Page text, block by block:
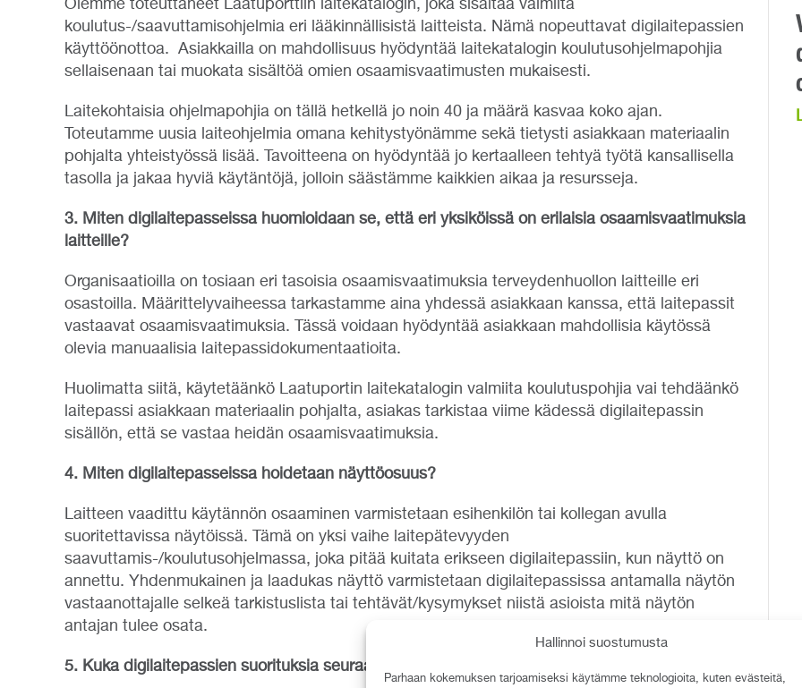
Hallinnoi suostumusta
Parhaan kokemuksen tarjoamiseksi käytämme teknologioita, kuten evästeitä,
Olemme toteuttaneet Laatuporttiin laitekatalogin, joka sisältää valmiita
koulutus-/saavuttamisohjelmia eri lääkinnällisistä laitteista. Nämä nopeuttavat digilaitepassien
käyttöönottoa. Asiakkailla on mahdollisuus hyödyntää laitekatalogin koulutusohjelmapohjia
sellaisenaan tai muokata sisältöä omien osaamisvaatimusten mukaisesti.
Laitekohtaisia ohjelmapohjia on tällä hetkellä jo noin 40 ja määrä kasvaa koko ajan.
Toteutamme uusia laiteohjelmia omana kehitystyönämme sekä tietysti asiakkaan materiaalin
pohjalta yhteistyössä lisää. Tavoitteena on hyödyntää jo kertaalleen tehtyä työtä kansallisella
tasolla ja jakaa hyviä käytäntöjä, jolloin säästämme kaikkien aikaa ja resursseja.
3. Miten digilaitepasseissa huomioidaan se, että eri yksiköissä on erilaisia osaamisvaatimuksia
laitteille?
Organisaatioilla on tosiaan eri tasoisia osaamisvaatimuksia terveydenhuollon laitteille eri
osastoilla. Määrittelyvaiheessa tarkastamme aina yhdessä asiakkaan kanssa, että laitepassit
vastaavat osaamisvaatimuksia. Tässä voidaan hyödyntää asiakkaan mahdollisia käytössä
olevia manuaalisia laitepassidokumentaatioita.
Huolimatta siitä, käytetäänkö Laatuportin laitekatalogin valmiita koulutuspohjia vai tehdäänkö
laitepassi asiakkaan materiaalin pohjalta, asiakas tarkistaa viime kädessä digilaitepassin
sisällön, että se vastaa heidän osaamisvaatimuksia.
4. Miten digilaitepasseissa hoidetaan näyttöosuus?
Laitteen vaadittu käytännön osaaminen varmistetaan esihenkilön tai kollegan avulla
suoritettavissa näytöissä. Tämä on yksi vaihe laitepätevyyden
saavuttamis-/koulutusohjelmassa, joka pitää kuitata erikseen digilaitepassiin, kun näyttö on
annettu. Yhdenmukainen ja laadukas näyttö varmistetaan digilaitepassissa antamalla näytön
vastaanottajalle selkeä tarkistuslista tai tehtävät/kysymykset niistä asioista mitä näytön
antajan tulee osata.
5. Kuka digilaitepassien suorituksia seuraa?